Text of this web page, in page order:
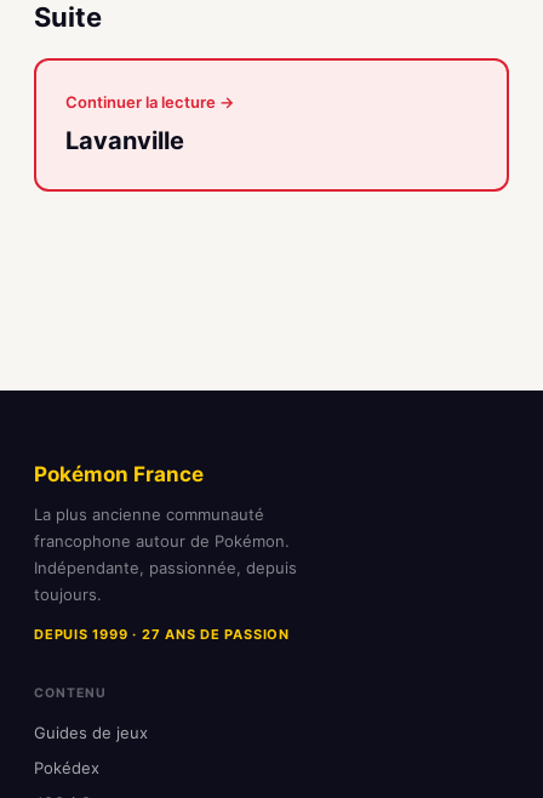
Suite
Continuer la lecture →
Lavanville
Pokémon France
La plus ancienne communauté
francophone autour de Pokémon.
Indépendante, passionnée, depuis
toujours.
DEPUIS 1999 · 27 ANS DE PASSION
CONTENU
Guides de jeux
Pokédex